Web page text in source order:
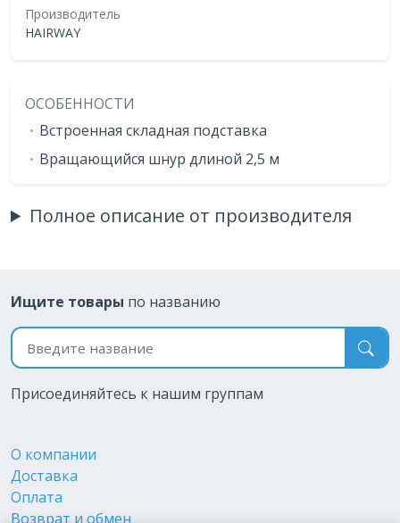
Производитель
HAIRWAY
ОСОБЕННОСТИ
Встроенная складная подставка
Вращающийся шнур длиной 2,5 м
Полное описание от производителя
Ищите товары по названию
Поиск по названию
Присоединяйтесь к нашим группам
О компании
Доставка
Оплата
Возврат и обмен